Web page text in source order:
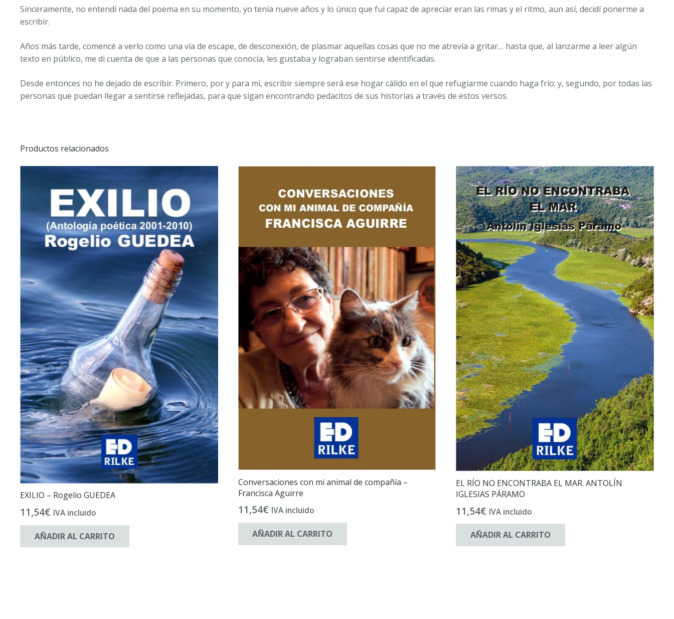
Sinceramente, no entendí nada del poema en su momento, yo tenía nueve años y lo único que fui capaz de apreciar eran las rimas y el ritmo, aun así, decidí ponerme a
escribir.
Años más tarde, comencé a verlo como una vía de escape, de desconexión, de plasmar aquellas cosas que no me atrevía a gritar… hasta que, al lanzarme a leer algún
texto en público, me di cuenta de que a las personas que conocía, les gustaba y lograban sentirse identificadas.
Desde entonces no he dejado de escribir. Primero, por y para mí, escribir siempre será ese hogar cálido en el que refugiarme cuando haga frío; y, segundo, por todas las
personas que puedan llegar a sentirse reflejadas, para que sigan encontrando pedacitos de sus historias a través de estos versos.
Productos relacionados
EXILIO – Rogelio GUEDEA
11,54€ IVA incluido
AÑADIR AL CARRITO
Conversaciones con mi animal de compañía –
Francisca Aguirre
11,54€ IVA incluido
AÑADIR AL CARRITO
EL RÍO NO ENCONTRABA EL MAR. ANTOLÍN
IGLESIAS PÁRAMO
11,54€ IVA incluido
AÑADIR AL CARRITO